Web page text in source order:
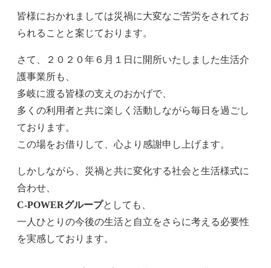
皆様におかれましては災禍に大変なご苦労をされてお
られることと案じております。
さて、２０２０年６月１日に開所いたしました生活介
護事業所も、
多岐に渡る皆様の支えのおかげで、
多くの利用者と共に楽しく活動しながら毎日を過ごし
ております。
この場をお借りして、心より感謝申し上げます。
しかしながら、災禍と共に変化する社会と生活様式に
合わせ、
C-POWERグループとしても、
一人ひとりの今後の生活と自立をさらに考える必要性
を実感しております。